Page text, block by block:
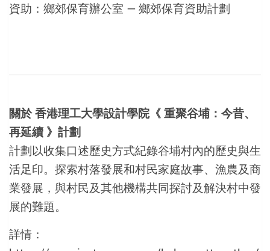
資助：鄉郊保育辦公室 — 鄉郊保育資助計劃
關於香港理工大學設計學院《 重聚谷埔：今昔、
再延續 》計劃
計劃以收集口述歷史方式紀錄谷埔村內的歷史與生
活足印。探索村落發展和村民家庭故事、漁農及商
業發展，與村民及其他機構共同探討及解決村中發
展的難題。
詳情：